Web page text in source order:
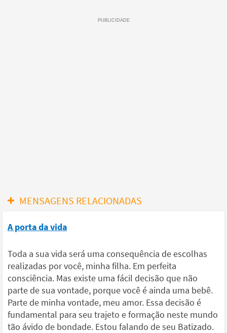
MENSAGENS RELACIONADAS
A porta da vida
Toda a sua vida será uma consequência de escolhas
realizadas por você, minha filha. Em perfeita
consciência. Mas existe uma fácil decisão que não
parte de sua vontade, porque você é ainda uma bebê.
Parte de minha vontade, meu amor. Essa decisão é
fundamental para seu trajeto e formação neste mundo
tão ávido de bondade. Estou falando de seu Batizado.